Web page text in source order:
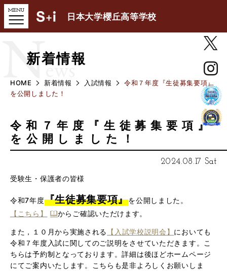
日本大学櫻丘高等学校
新着情報
News
HOME 新着情報 入試情報
令和７年度『生徒募集要項』
を公開しました！
令和７年度『生徒募集要項』
を公開しました！
2024.08.17 Sat
受験生・保護者の皆様
令和7年度『生徒募集要項』を公開しました。
【こちら】
からご確認いただけます。
また，１０月から実施される 【入試学校説明会】 においても
令和７年度入試に関してのご説明をさせていただきます。こ
ちらは予約制となっております。詳細は後ほどホームページ
にてご案内いたします。こちらも是非よろしくお願いしま